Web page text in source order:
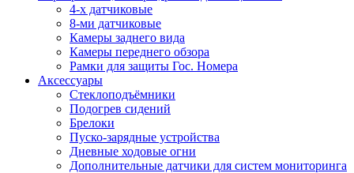
4-х датчиковые
8-ми датчиковые
Камеры заднего вида
Камеры переднего обзора
Рамки для защиты Гос. Номера
Аксессуары
Стеклоподъёмники
Подогрев сидений
Брелоки
Пуско-зарядные устройства
Дневные ходовые огни
Дополнительные датчики для систем мониторинга